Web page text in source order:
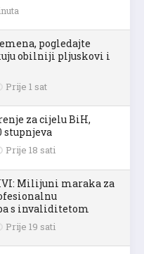
pogledajte
obilniji pljuskovi i
Prije 1 sat
za cijelu BiH,
stupnjeva
Prije 18 sati
Milijuni maraka za
s invaliditetom
Prije 19 sati